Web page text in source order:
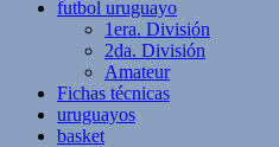
futbol uruguayo
1era. División
2da. División
Amateur
Fichas técnicas
uruguayos
basket